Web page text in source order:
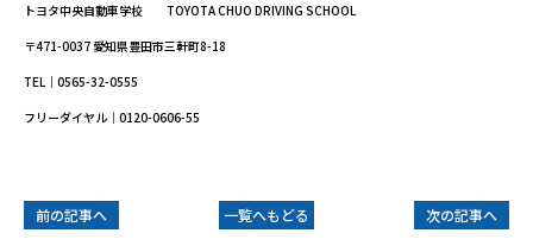
トヨタ中央自動車学校 TOYOTA CHUO DRIVING SCHOOL
〒471-0037 愛知県豊田市三軒町8-18
TEL｜0565-32-0555
フリーダイヤル｜0120-0606-55
前の記事へ 一覧へもどる 次の記事へ